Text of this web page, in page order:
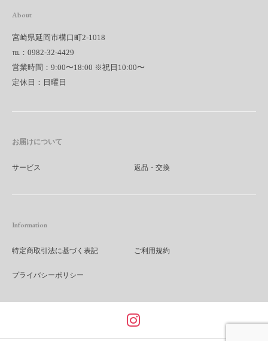
About
宮崎県延岡市構口町2-1018
℡：0982-32-4429
営業時間：9:00〜18:00 ※祝日10:00〜
定休日：日曜日
お届けについて
サービス 返品・交換
Information
特定商取引法に基づく表記 ご利用規約
プライバシーポリシー